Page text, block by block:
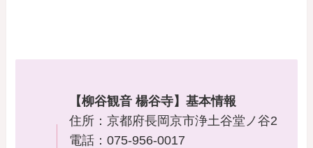
【柳谷観音 楊谷寺】基本情報
住所：京都府長岡京市浄土谷堂ノ谷2
電話：075-956-0017